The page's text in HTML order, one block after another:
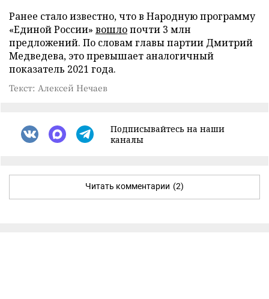
Ранее стало известно, что в Народную программу
«Единой России» вошлопочти 3 млн
предложений. По словам главы партии Дмитрий
Медведева, это превышает аналогичный
показатель 2021 года.
Текст: Алексей Нечаев
Подписывайтесь на наши
каналы
Читать комментарии (2)